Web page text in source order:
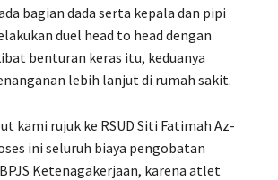
bagian dada serta kepala dan pipi
duel head to head dengan
benturan keras itu, keduanya
lebih lanjut di rumah sakit.
kami rujuk ke RSUD Siti Fatimah Az-
ini seluruh biaya pengobatan
Ketenagakerjaan, karena atlet